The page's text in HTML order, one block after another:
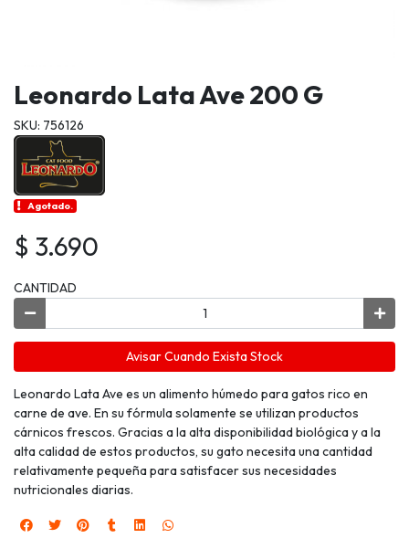
Leonardo Lata Ave 200 G
SKU: 756126
Agotado.
$ 3.690
CANTIDAD
Avisar Cuando Exista Stock
Leonardo Lata Ave es un alimento húmedo para gatos rico en
carne de ave. En su fórmula solamente se utilizan productos
cárnicos frescos. Gracias a la alta disponibilidad biológica y a la
alta calidad de estos productos, su gato necesita una cantidad
relativamente pequeña para satisfacer sus necesidades
nutricionales diarias.